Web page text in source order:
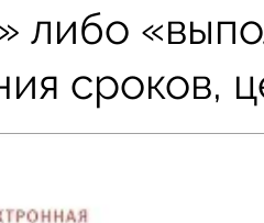
либо
сроков,